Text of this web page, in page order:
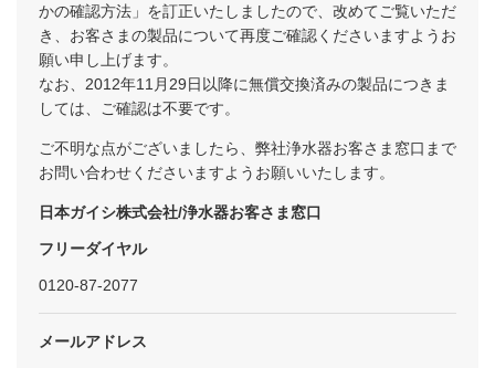
かの確認方法」を訂正いたしましたので、改めてご覧いただ
き、お客さまの製品について再度ご確認くださいますようお
願い申し上げます。
なお、2012年11月29日以降に無償交換済みの製品につきま
しては、ご確認は不要です。
ご不明な点がございましたら、弊社浄水器お客さま窓口まで
お問い合わせくださいますようお願いいたします。
日本ガイシ株式会社/浄水器お客さま窓口
フリーダイヤル
0120-87-2077
メールアドレス